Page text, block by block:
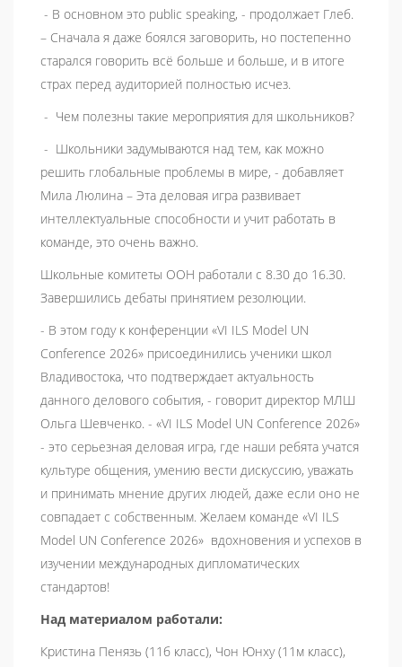
- В основном это public speaking, - продолжает Глеб.
– Сначала я даже боялся заговорить, но постепенно
старался говорить всё больше и больше, и в итоге
страх перед аудиторией полностью исчез.
- Чем полезны такие мероприятия для школьников?
- Школьники задумываются над тем, как можно
решить глобальные проблемы в мире, - добавляет
Мила Люлина – Эта деловая игра развивает
интеллектуальные способности и учит работать в
команде, это очень важно.
Школьные комитеты ООН работали с 8.30 до 16.30.
Завершились дебаты принятием резолюции.
- В этом году к конференции «VI ILS Model UN
Conference 2026» присоединились ученики школ
Владивостока, что подтверждает актуальность
данного делового события, - говорит директор МЛШ
Ольга Шевченко. - «VI ILS Model UN Conference 2026»
- это серьезная деловая игра, где наши ребята учатся
культуре общения, умению вести дискуссию, уважать
и принимать мнение других людей, даже если оно не
совпадает с собственным. Желаем команде «VI ILS
Model UN Conference 2026» вдохновения и успехов в
изучении международных дипломатических
стандартов!
Над материалом работали:
Кристина Пенязь (11б класс), Чон Юнху (11м класс),